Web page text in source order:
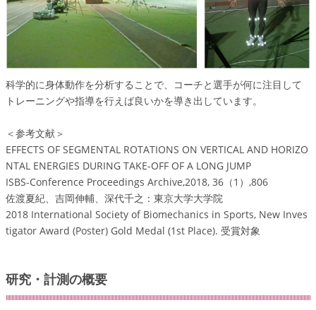
科学的に身体動作を分析することで、コーチと選手が何に注目して
トレーニングや指導を行えば良いかを導き出しています。
＜参考文献＞
EFFECTS OF SEGMENTAL ROTATIONS ON VERTICAL AND HORIZO
NTAL ENERGIES DURING TAKE-OFF OF A LONG JUMP
ISBS-Conference Proceedings Archive,2018, 36（1）,806
佐渡夏紀、吉岡伸輔、深代千之：東京大学大学院
2018 International Society of Biomechanics in Sports, New Inves
tigator Award (Poster) Gold Medal (1st Place). 受賞対象
研究・計測の概要